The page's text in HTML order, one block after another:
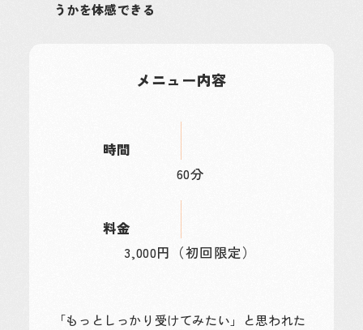
うかを体感できる
メニュー内容
時間
60分
料金
3,000円（初回限定）
「もっとしっかり受けてみたい」と思われた